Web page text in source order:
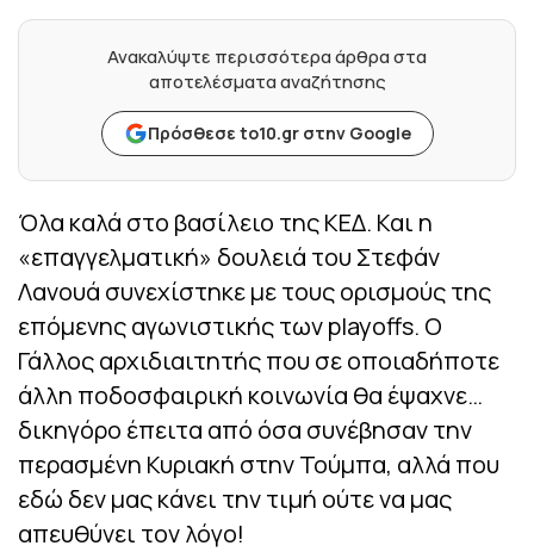
Ανακαλύψτε περισσότερα άρθρα στα
αποτελέσματα αναζήτησης
Πρόσθεσε to10.gr στην Google
Όλα καλά στο βασίλειο της ΚΕΔ. Και η
«επαγγελματική» δουλειά του Στεφάν
Λανουά συνεχίστηκε με τους ορισμούς της
επόμενης αγωνιστικής των playoffs. O
Γάλλος αρχιδιαιτητής που σε οποιαδήποτε
άλλη ποδοσφαιρική κοινωνία θα έψαχνε…
δικηγόρο έπειτα από όσα συνέβησαν την
περασμένη Κυριακή στην Τούμπα, αλλά που
εδώ δεν μας κάνει την τιμή ούτε να μας
απευθύνει τον λόγο!